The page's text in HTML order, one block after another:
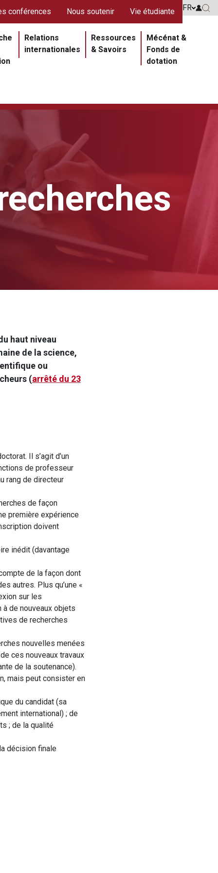
Relations
internationales
Ressources
& Savoirs
Mécénat &
Fonds de
dotation
rouges
conférences Nous soutenir Vie étudiante FR Go to
Go
Section
haut niveau
de la science,
ou
(arrêté du 23
Il s’agit d’un
de professeur
rang de directeur
de façon
première expérience
doivent
inédit (davantage
de la façon dont
autres. Plus qu’une «
sur les
de nouveaux objets
de recherches
nouvelles menées
ces nouveaux travaux
de la soutenance).
mais peut consister en
du candidat (sa
international) ; de
; de la qualité
décision finale